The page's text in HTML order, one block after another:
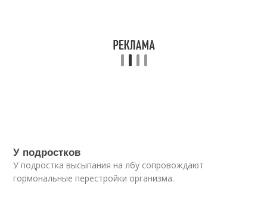
У подростков
У подростка высыпания на лбу сопровождают
гормональные перестройки организма.